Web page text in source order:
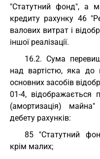
"Статутний фонд", а
кредиту рахунку 46
валових витрат і
іншої реалізації.
16.2. Сума
над вартістю, яка до
основних засобів
01-4, відображається
(амортизація) майна"
дебету рахунків:
85 "Статутний
крім малих;